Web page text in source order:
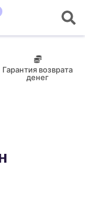
Гарантия возврата
денег